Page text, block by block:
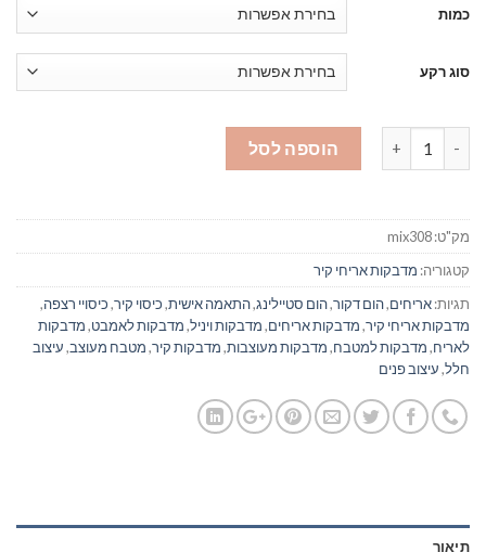
כמות
סוג רקע
כמות של מדבקות אריחים לקיר - מיקס 308
הוספה לסל
מק"ט:mix308
קטגוריה: מדבקות אריחי קיר
תגיות:אריחים,הום דקור,הום סטיילינג,התאמה אישית,כיסוי קיר,כיסויי רצפה,
מדבקות אריחי קיר,מדבקות אריחים,מדבקות ויניל,מדבקות לאמבט,מדבקות
לאריח,מדבקות למטבח,מדבקות מעוצבות,מדבקות קיר,מטבח מעוצב,עיצוב
חלל,עיצוב פנים
תיאור